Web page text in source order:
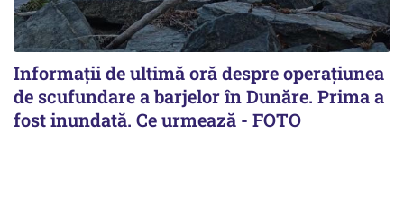
Informații de ultimă oră despre operațiunea
de scufundare a barjelor în Dunăre. Prima a
fost inundată. Ce urmează - FOTO